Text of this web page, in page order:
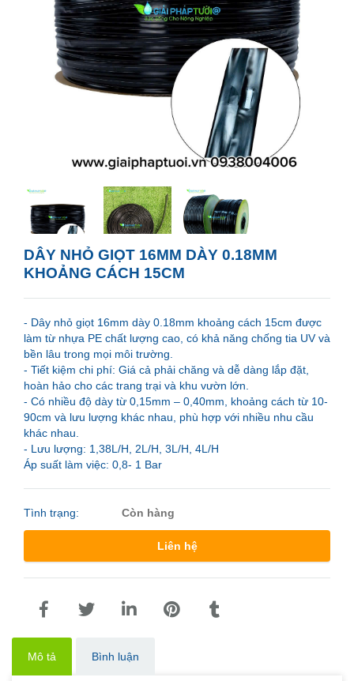
DÂY NHỎ GIỌT 16MM DÀY 0.18MM
KHOẢNG CÁCH 15CM
- Dây nhỏ giọt 16mm dày 0.18mm khoảng cách 15cm được
làm từ nhựa PE chất lượng cao, có khả năng chống tia UV và
bền lâu trong mọi môi trường.
- Tiết kiệm chi phí: Giá cả phải chăng và dễ dàng lắp đặt,
hoàn hảo cho các trang trại và khu vườn lớn.
- Có nhiều độ dày từ 0,15mm – 0,40mm, khoảng cách từ 10-
90cm và lưu lượng khác nhau, phù hợp với nhiều nhu cầu
khác nhau.
- Lưu lượng: 1,38L/H, 2L/H, 3L/H, 4L/H
Áp suất làm việc: 0,8- 1 Bar
Tình trạng: Còn hàng
Liên hệ
Mô tả Bình luận